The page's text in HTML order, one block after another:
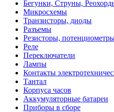
Бегунки, Струны,
Микросхемы
Транзисторы, диоды
Разъемы
Резисторы,
Реле
Переключатели
Лампы
Контакты
Тантал
Корпуса часов
Аккумуляторные батареи
Приборы в сборе